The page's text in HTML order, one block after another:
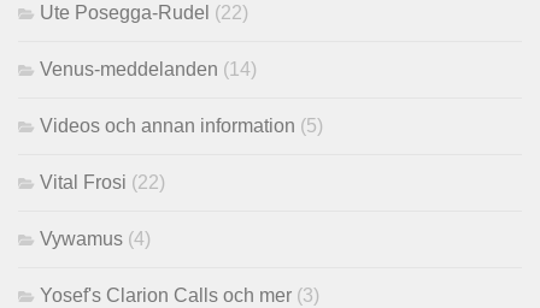
Ute Posegga-Rudel (22)
Venus-meddelanden (14)
Videos och annan information (5)
Vital Frosi (22)
Vywamus (4)
Yosef's Clarion Calls och mer (3)